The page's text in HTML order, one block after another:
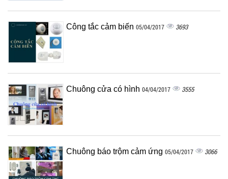
Công tắc cảm biến 05/04/2017 3693
Chuông cửa có hình 04/04/2017 3555
Chuông báo trộm cảm ứng 05/04/2017 3066